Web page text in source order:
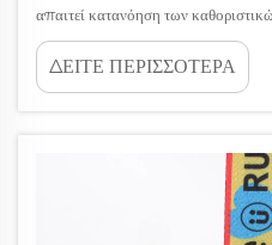
απαιτεί κατανόηση των
διαχωρίζουν τους ηγέτες της
Η Κίνα έχει αναδειχθεί ως
ΔΕΙΤΕ ΠΕΡΙΣΣΟΤΕΡΑ